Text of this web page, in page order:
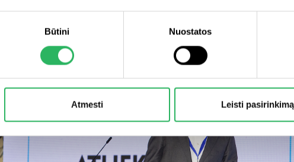
Būtini Nuostatos
Atmesti Leisti pasirinkimą